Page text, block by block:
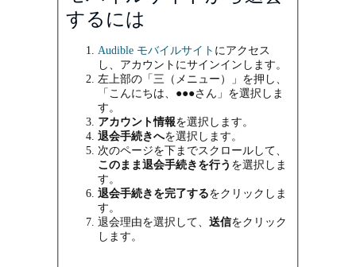
するには
Audible モバイルサイト にアクセス
し、アカウントにサインインします。
左上部の「三（メニュー）」を押し、
「こんにちは、●●●さん」を選択しま
す。
アカウント情報を選択します。
退会手続きへを選択します。
次のページを下までスクロールして、
このまま退会手続きを行う を選択しま
す。
退会手続きを完了するをクリックしま
す。
退会理由を選択して、送信をクリック
します。